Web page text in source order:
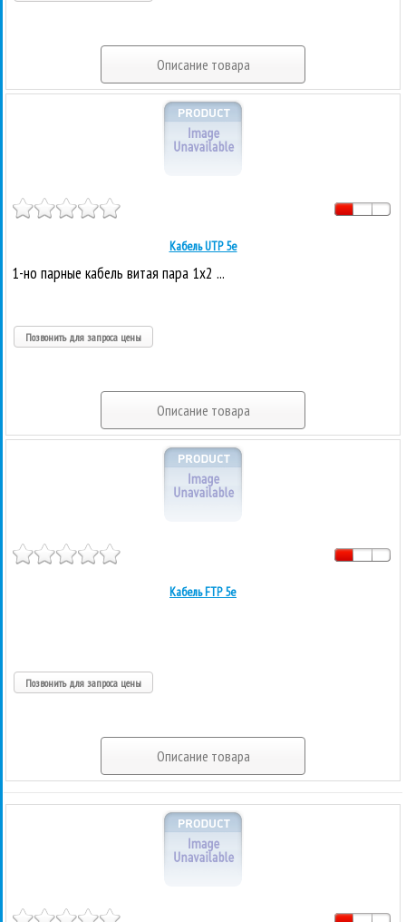
Описание товара
Кабель UTP 5е
1-но парные кабель витая пара 1x2 ...
Позвонить для запроса цены
Описание товара
Кабель FTP 5е
Позвонить для запроса цены
Описание товара